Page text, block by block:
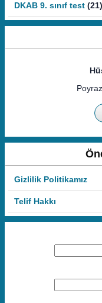
DKAB 9. sınıf test (21)
Gizlilik Politikamız
Telif Hakkı